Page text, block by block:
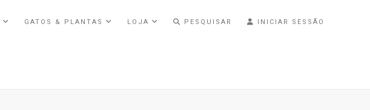
GATOS & PLANTAS LOJA PESQUISAR INICIAR SESSÃO